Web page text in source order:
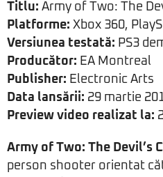
Titlu: Army of Two: The
Platforme: Xbox 360,
Versiunea testată: PS3
Producător: EA Montreal
Publisher: Electronic Arts
Data lansării: 29 martie
Preview video realizat la:
Army of Two: The Devil’s
person shooter orientat